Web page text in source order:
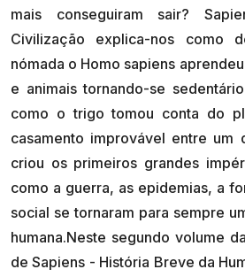
mais conseguiram sair?
Civilização explica-nos como
nómada o Homo sapiens
e animais tornando-se
como o trigo tomou conta do
casamento improvável entre um
criou os primeiros grandes
como a guerra, as epidemias, a
social se tornaram para sempre
humana.Neste segundo volume
de Sapiens - História Breve da